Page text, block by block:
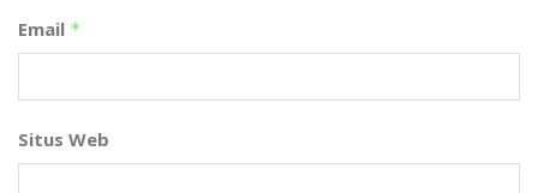
Email *
Situs Web